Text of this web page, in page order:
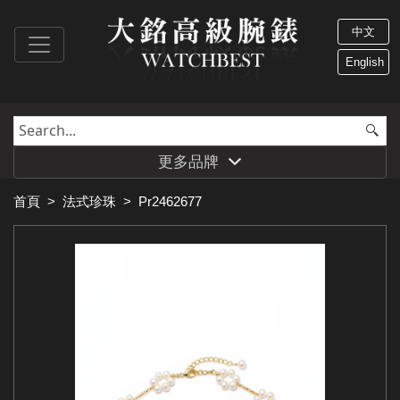
中文
English
更多品牌
首頁 > 法式珍珠 > Pr2462677